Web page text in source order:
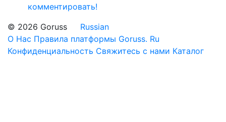
комментировать!
© 2026 Goruss
Russian
О Нас Правила платформы Goruss. Ru
Конфиденциальность Свяжитесь с нами Каталог